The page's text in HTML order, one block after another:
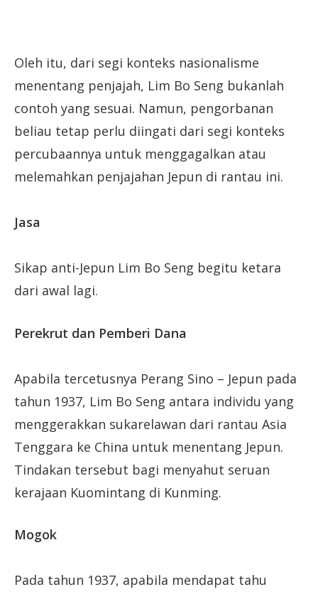
Oleh itu, dari segi konteks nasionalisme
menentang penjajah, Lim Bo Seng bukanlah
contoh yang sesuai. Namun, pengorbanan
beliau tetap perlu diingati dari segi konteks
percubaannya untuk menggagalkan atau
melemahkan penjajahan Jepun di rantau ini.
Jasa
Sikap anti-Jepun Lim Bo Seng begitu ketara
dari awal lagi.
Perekrut dan Pemberi Dana
Apabila tercetusnya Perang Sino – Jepun pada
tahun 1937, Lim Bo Seng antara individu yang
menggerakkan sukarelawan dari rantau Asia
Tenggara ke China untuk menentang Jepun.
Tindakan tersebut bagi menyahut seruan
kerajaan Kuomintang di Kunming.
Mogok
Pada tahun 1937, apabila mendapat tahu